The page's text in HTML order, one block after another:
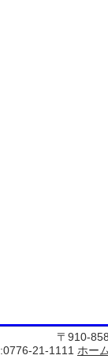
〒910-
21-1111 ホー